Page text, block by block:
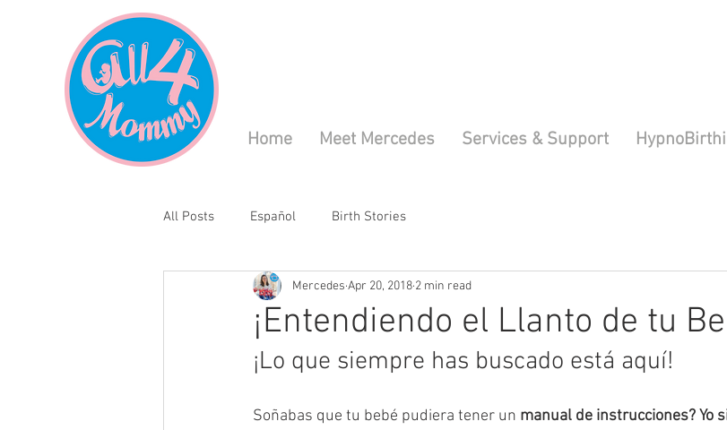
Home Meet Mercedes Services & Support
All Posts Español Birth Stories
¡Entendiendo el Llanto de tu
Mercedes Apr 20, 2018 2 min read
¡Lo que siempre has buscado está aquí!
Soñabas que tu bebé pudiera tener un manual de instrucciones? Yo